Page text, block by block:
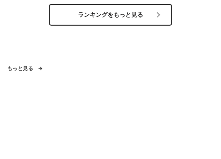
ランキングをもっと見る
もっと見る